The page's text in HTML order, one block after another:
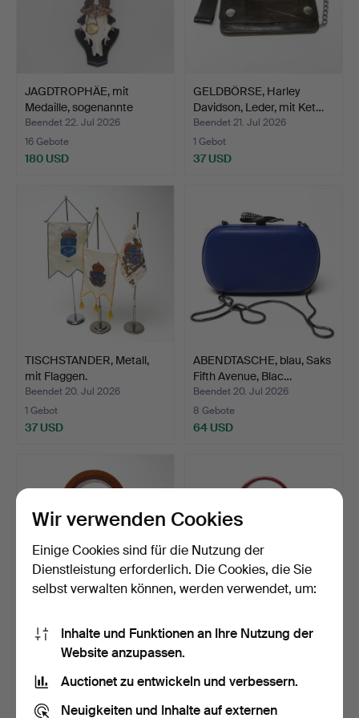
JAGDTROPHÄE, mit
Medaille, sogenannte
Gold…
Beendet 22. Jul 2026
16 Gebote
180 USD
GELDBÖRSE, Harley
Davidson, Leder, mit Ket…
Beendet 21. Jul 2026
1 Gebot
37 USD
TISCHSTANDER, Metall,
mit Flaggen.
Beendet 20. Jul 2026
1 Gebot
37 USD
ABENDTASCHE, blau, Saks
Fifth Avenue, Blac…
Beendet 20. Jul 2026
8 Gebote
64 USD
UHRENGEHÄUSE,
Holz/Bronze.
Beendet 20. Jul 2026
1 Gebot
TASCHE, Valter Valentino,
3 Gebote
Wir verwenden Cookies
Einige Cookies sind für die Nutzung der
Dienstleistung erforderlich. Die Cookies, die Sie
selbst verwalten können, werden verwendet, um:
Inhalte und Funktionen an Ihre Nutzung der
Website anzupassen.
Auctionet zu entwickeln und verbessern.
Neuigkeiten und Inhalte auf externen